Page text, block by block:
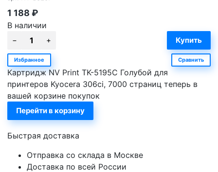
1 188 ₽
В наличии
Избранное Сравнить
Картридж NV Print TK-5195С Голубой для
принтеров Kyocera 306ci, 7000 страниц теперь в
вашей корзине покупок
Перейти в корзину
Быстрая доставка
Отправка со склада в Москве
Доставка по всей России